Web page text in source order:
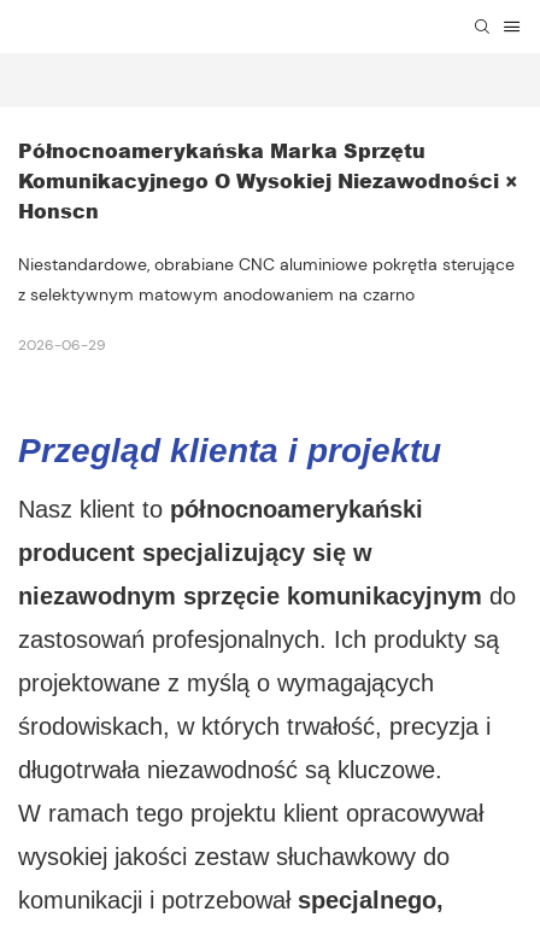
Północnoamerykańska Marka Sprzętu
Komunikacyjnego O Wysokiej Niezawodności ×
Honscn
Niestandardowe, obrabiane CNC aluminiowe pokrętła sterujące
z selektywnym matowym anodowaniem na czarno
2026-06-29
Przegląd klienta i projektu
Nasz klient to północnoamerykański
producent specjalizujący się w
niezawodnym sprzęcie komunikacyjnym do
zastosowań profesjonalnych. Ich produkty są
projektowane z myślą o wymagających
środowiskach, w których trwałość, precyzja i
długotrwała niezawodność są kluczowe.
W ramach tego projektu klient opracowywał
wysokiej jakości zestaw słuchawkowy do
komunikacji i potrzebował specjalnego,